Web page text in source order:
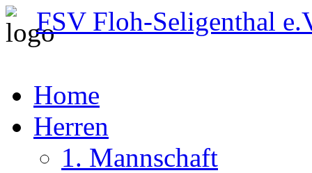
FSV Floh-Seligenthal
Home
Herren
1. Mannschaft